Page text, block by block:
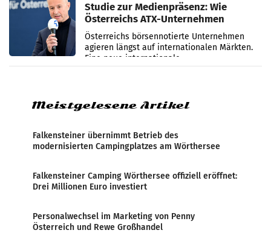
Studie zur Medienpräsenz: Wie
Österreichs ATX-Unternehmen
international wahrgenommen
werden
Österreichs börsennotierte Unternehmen
agieren längst auf internationalen Märkten.
Eine neue internationale
Medienresonanzanalyse untersucht die
Meistgelesene Artikel
Falkensteiner übernimmt Betrieb des
modernisierten Campingplatzes am Wörthersee
Falkensteiner Camping Wörthersee offiziell eröffnet:
Drei Millionen Euro investiert
Personalwechsel im Marketing von Penny
Österreich und Rewe Großhandel